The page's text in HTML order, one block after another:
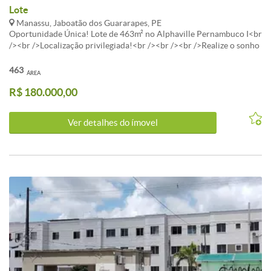
Lote
Manassu, Jaboatão dos Guararapes, PE
Oportunidade Única! Lote de 463m² no Alphaville Pernambuco I<br
/><br />Localização privilegiada!<br /><br /><br />Realize o sonho
região!<br /><br />Lote espaçoso de 463m², no prestigiado
conforto e qualidade de vida.<br /><br /><br /> Topografia
com infraestrutura completa
ÁREA
463
R$ 180.000,00
Ver detalhes do ímovel